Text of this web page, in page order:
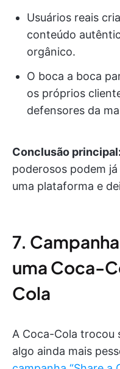
Usuários reais
conteúdo
orgânico.
O boca a boca
os próprios
defensores da
Conclusão principal:
poderosos podem
uma plataforma e
7.
uma Coca-
Cola
A Coca-Cola trocou
algo ainda mais